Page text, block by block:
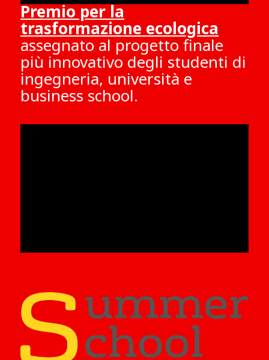
Premio per la
trasformazione ecologica
assegnato al progetto finale
più innovativo degli studenti di
ingegneria, università e
business school.